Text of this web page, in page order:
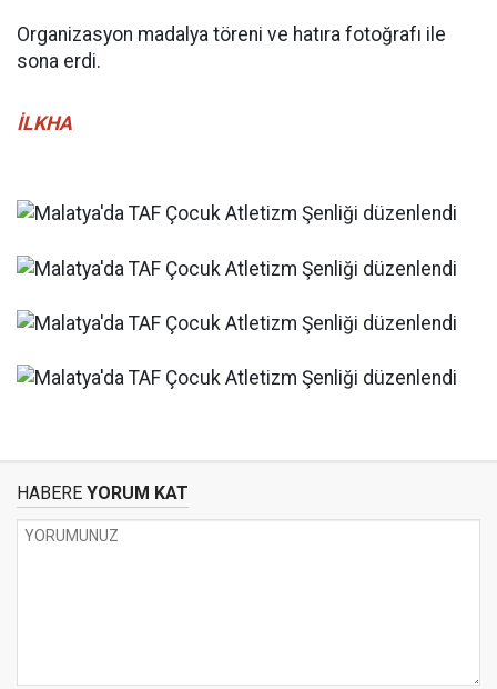
Organizasyon madalya töreni ve hatıra fotoğrafı ile
sona erdi.
İLKHA
HABERE YORUM KAT